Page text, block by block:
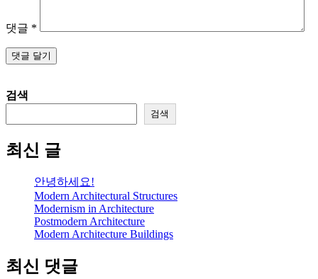
댓글 *
검색
검색
최신 글
안녕하세요!
Modern Architectural Structures
Modernism in Architecture
Postmodern Architecture
Modern Architecture Buildings
최신 댓글